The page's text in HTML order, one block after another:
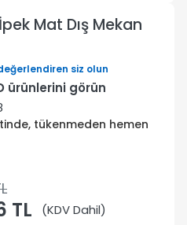
Mat Dış Mekan
siz olun
ürünlerini görün
tükenmeden hemen
TL (KDV Dahil)